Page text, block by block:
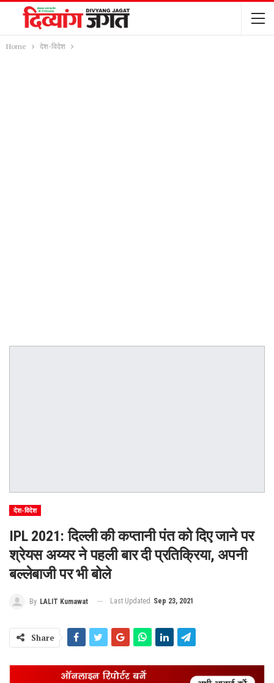
Home देश-विदेश
देश-विदेश
IPL 2021: दिल्ली की कप्तानी पंत को दिए जाने पर
श्रेयस अय्यर ने पहली बार दी प्रतिक्रिया, अपनी
बल्लेबाजी पर भी बोले
By LALIT Kumawat Last Updated Sep 23, 2021
Share